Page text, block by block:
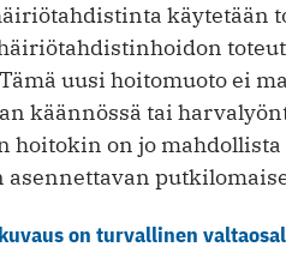
käytetään
uusi hoitomuoto ei
käännössä tai
hoitokin on jo
on turvallinen